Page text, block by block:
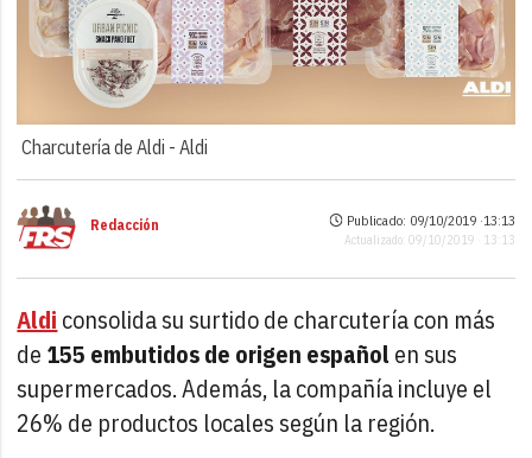
Charcutería de Aldi -Aldi
Redacción Publicado: 09/10/2019 ·13:13
Actualizado: 09/10/2019 · 13:13
Aldi consolida su surtido de charcutería con más
de 155 embutidos de origen españolen sus
supermercados. Además, la compañía incluye el
26% de productos locales según la región.